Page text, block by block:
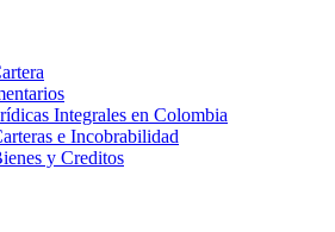
Integrales en Colombia
e Incobrabilidad
y Creditos